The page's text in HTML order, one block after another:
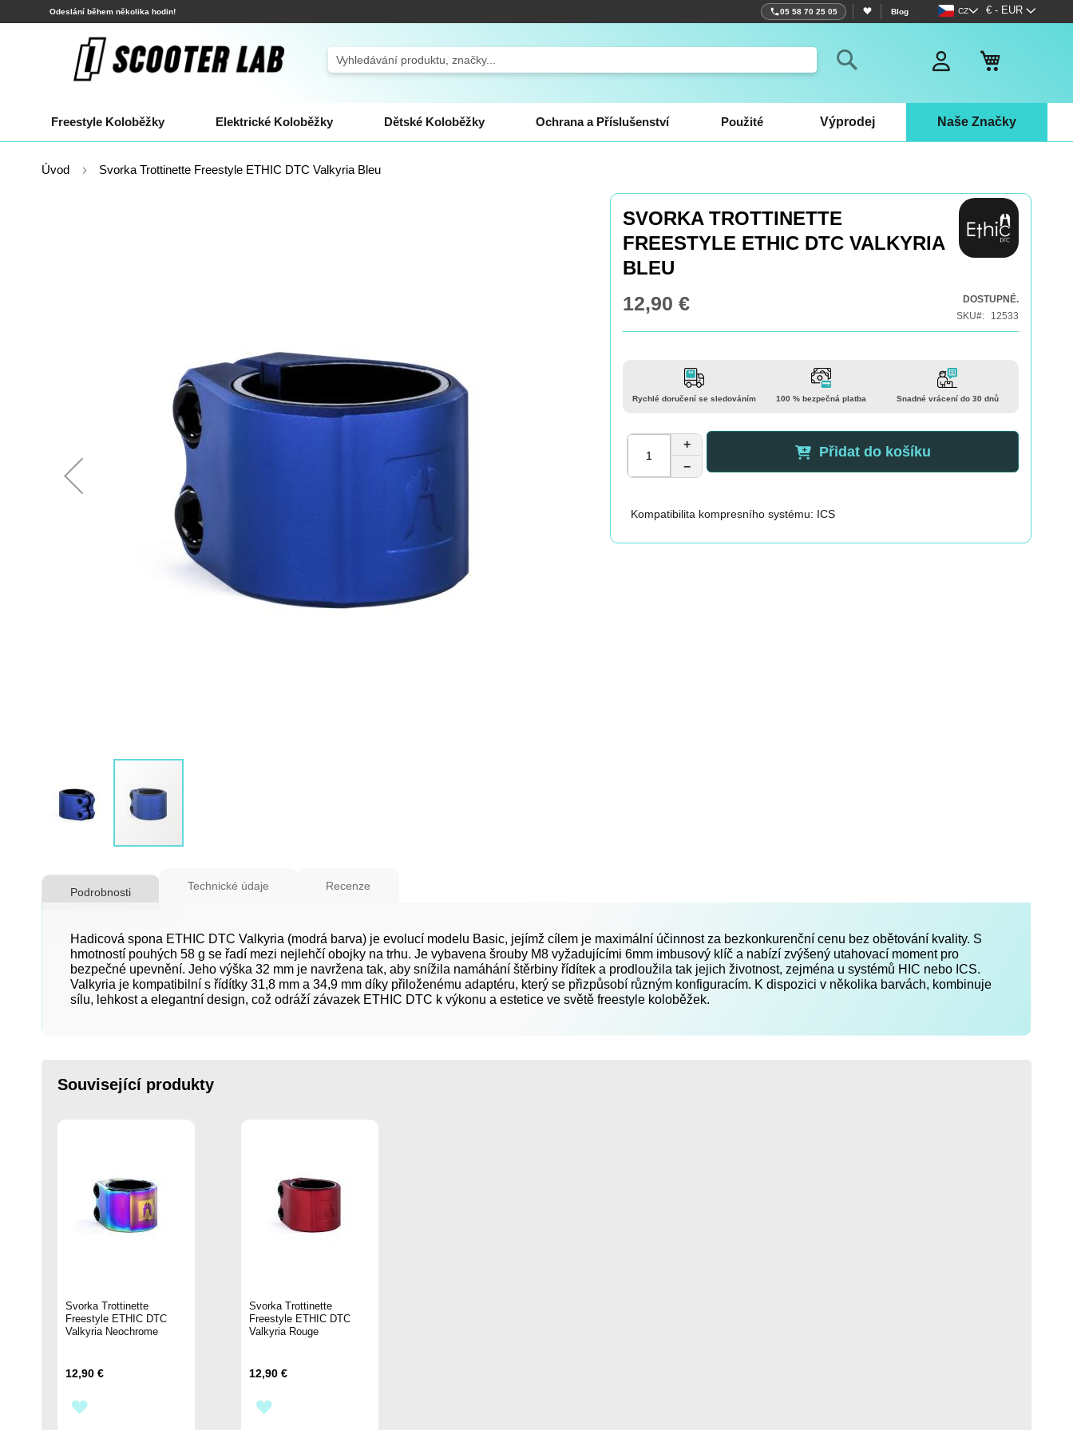
Přejít
na
Měna
€ - EUR
Jazyk
CZ
Odeslání během několika hodin! 05 58 70 25 05 Blog
Search
Freestyle Koloběžky Elektrické Koloběžky Dětské Koloběžky Ochrana a Příslušenství Použité Výprodej Naše Značky
Úvod Svorka Trottinette Freestyle ETHIC DTC Valkyria Bleu
na
začátek
obrázky
SVORKA TROTTINETTE
FREESTYLE ETHIC DTC VALKYRIA
BLEU
12,90 €
DOSTUPNÉ.
SKU
12533
Rychlé doručení se sledováním 100 % bezpečná platba Snadné vrácení do 30 dnů
+
−
Přidat do košíku
Kompatibilita kompresního systému: ICS
Podrobnosti
Hadicová spona ETHIC DTC Valkyria (modrá barva) je evolucí modelu Basic, jejímž cílem je maximální účinnost za bezkonkurenční cenu bez obětování kvality. S
hmotností pouhých 58 g se řadí mezi nejlehčí obojky na trhu. Je vybavena šrouby M8 vyžadujícími 6mm imbusový klíč a nabízí zvýšený utahovací moment pro
bezpečné upevnění. Jeho výška 32 mm je navržena tak, aby snížila namáhání štěrbiny řídítek a prodloužila tak jejich životnost, zejména u systémů HIC nebo ICS.
Valkyria je kompatibilní s řídítky 31,8 mm a 34,9 mm díky přiloženému adaptéru, který se přizpůsobí různým konfiguracím. K dispozici v několika barvách, kombinuje
sílu, lehkost a elegantní design, což odráží závazek ETHIC DTC k výkonu a estetice ve světě freestyle koloběžek.
Technické údaje Recenze
Související produkty
Svorka Trottinette
Freestyle ETHIC DTC
Valkyria Neochrome
12,90 €
Svorka Trottinette
Freestyle ETHIC DTC
Valkyria Rouge
12,90 €